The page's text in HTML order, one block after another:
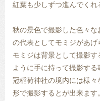
紅葉も少しずつ進んでくれ
秋の景色で撮影した色々
の代表としてモミジがあげ
モミジは背景として撮影
ように手に持って撮影する
冠稲荷神社の境内には様
形で撮影するとが出来ます。